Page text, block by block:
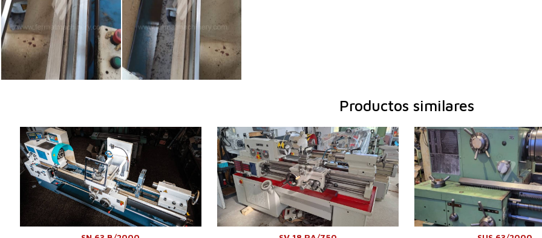
Productos similares
Año de fabricación:
1994
Diámetro de giro sobre el
lecho
630 mm
Distancia entre puntos
2000 mm
Máx. peso pieza mecanizada kg
Diámetro de giro sobre el
soporte
340 mm
Potencia del motor eléctrico
principal
7.5 kW
Dimensiones largo x ancho x 4000 x 1400 x
Año de fabricación:
0
Diámetro de giro sobre el lecho
380 mm
Distancia entre puntos
750 mm
Máx. peso pieza mecanizada
300 kg
Diámetro de giro sobre el soporte 215 mm
Giros del husillo
14 - 2800
/min.
Potencia del motor eléctrico
principal
Año de fabricación:
Diámetro de giro sobre el lecho
Distancia entre puntos
Máx. peso pieza mecanizada
Diámetro de giro sobre el
soporte
Perforación del husillo
Giros del husillo
9
Potencia del motor eléctrico